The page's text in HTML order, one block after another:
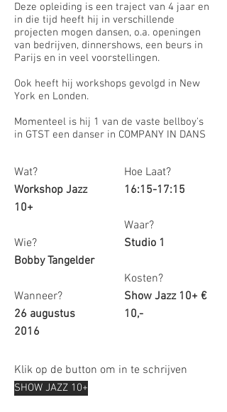
Deze opleiding is een traject van 4 jaar en
in die tijd heeft hij in verschillende
projecten mogen dansen, o.a. openingen
van bedrijven, dinnershows, een beurs in
Parijs en in veel voorstellingen.
Ook heeft hij workshops gevolgd in New
York en Londen.
Momenteel is hij 1 van de vaste bellboy's
in GTST een danser in COMPANY IN DANS
Wat?
Workshop Jazz
10+
Wie?
Bobby Tangelder
Wanneer?
26 augustus
2016
Hoe Laat?
16:15-17:15
Waar?
Studio 1
Kosten?
Show Jazz 10+ €
10,-
Klik op de button om in te schrijven
SHOW JAZZ 10+